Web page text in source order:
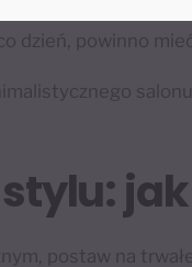
dzień, powinno
postaw na